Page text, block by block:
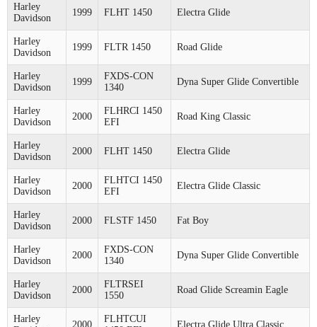
Harley
Davidson
1999 FLHT 1450 Electra Glide
Harley
Davidson
1999 FLTR 1450 Road Glide
Harley
Davidson
1999
FXDS-CON
1340
Dyna Super Glide Convertible
Harley
Davidson
2000
FLHRCI 1450
EFI
Road King Classic
Harley
Davidson
2000 FLHT 1450 Electra Glide
Harley
Davidson
2000
FLHTCI 1450
EFI
Electra Glide Classic
Harley
Davidson
2000 FLSTF 1450 Fat Boy
Harley
Davidson
2000
FXDS-CON
1340
Dyna Super Glide Convertible
Harley
Davidson
2000
FLTRSEI
1550
Road Glide Screamin Eagle
Harley
2000
FLHTCUI
Electra Glide Ultra Classic